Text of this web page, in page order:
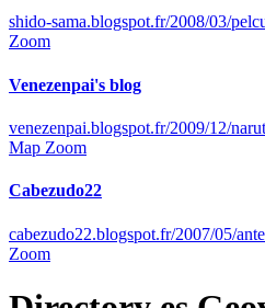
shido-sama.blogspot.fr/2008/03/
Zoom
Venezenpai's blog
venezenpai.blogspot.fr/2009/12/
Map Zoom
Cabezudo22
cabezudo22.blogspot.fr/2007/05/
Zoom